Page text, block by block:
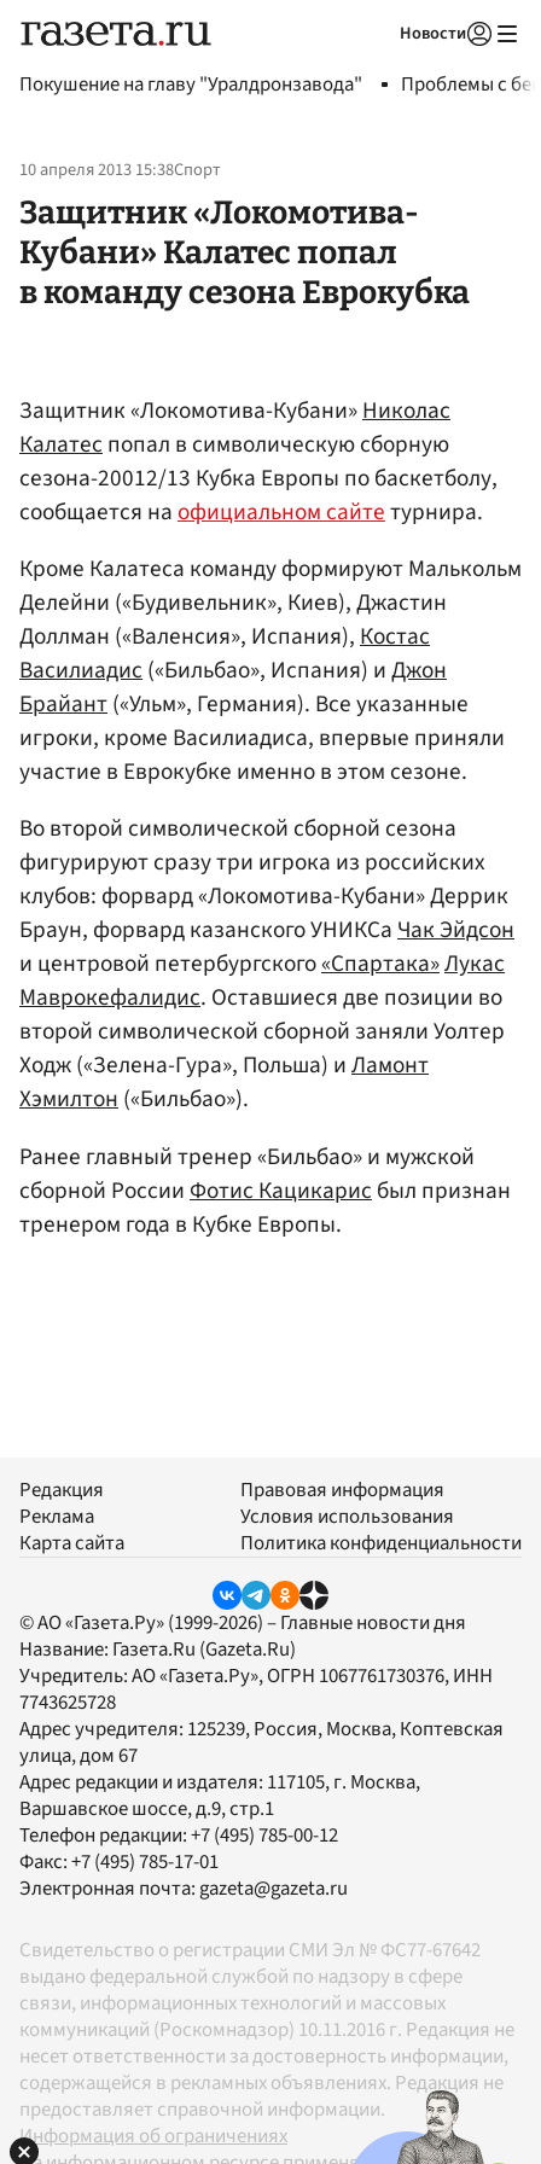
Новости
Покушение на главу "Уралдронзавода" Проблемы с
10 апреля 2013 15:38Спорт
Защитник «Локомотива-
Кубани» Калатес попал
в команду сезона Еврокубка
Защитник «Локомотива-Кубани»Николас
Калатеспопал в символическую сборную
сезона-20012/13 Кубка Европы по баскетболу,
сообщается наофициальном сайтетурнира.
Кроме Калатеса команду формируют Малькольм
Делейни («Будивельник», Киев), Джастин
Доллман («Валенсия», Испания),Костас
Василиадис(«Бильбао», Испания) иДжон
Брайант(«Ульм», Германия). Все указанные
игроки, кроме Василиадиса, впервые приняли
участие в Еврокубке именно в этом сезоне.
Во второй символической сборной сезона
фигурируют сразу три игрока из российских
клубов: форвард «Локомотива-Кубани» Деррик
Браун, форвард казанского УНИКСаЧак Эйдсон
и центровой петербургского«Спартака»Лукас
Маврокефалидис. Оставшиеся две позиции во
второй символической сборной заняли Уолтер
Ходж («Зелена-Гура», Польша) иЛамонт
Хэмилтон(«Бильбао»).
Ранее главный тренер «Бильбао» и мужской
сборной России Фотис Кацикарис был признан
тренером года в Кубке Европы.
Редакция
Реклама
Карта сайта
Правовая информация
Условия использования
Политика конфиденциальности
© АО «Газета.Ру» (1999-2026) – Главные новости дня
Название: Газета.Ru (Gazeta.Ru)
Учредитель:АО «Газета.Ру», ОГРН 1067761730376, ИНН
7743625728
Адрес учредителя: 125239, Россия, Москва, Коптевская
улица, дом 67
Адрес редакции и издателя: 117105, г. Москва,
Варшавское шоссе, д.9, стр.1
Телефон редакции:+7 (495) 785-00-12
Факс:+7 (495) 785-17-01
Электронная почта:gazeta@gazeta.ru
Свидетельство о регистрации СМИ Эл № ФС77-67642
выдано федеральной службой по надзору в сфере
связи, информационных технологий и массовых
коммуникаций (Роскомнадзор) 10.11.2016 г. Редакция не
несет ответственности за достоверность информации,
содержащейся в рекламных объявлениях. Редакция не
предоставляет справочной информации.
Информация об ограничениях